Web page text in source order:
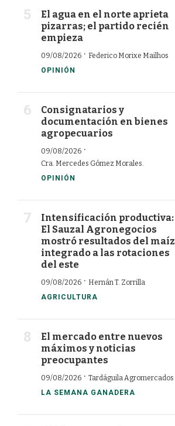
El agua en el norte aprieta
pizarras; el partido recién
empieza
09/08/2026 · Federico Morixe Mailhos
OPINIÓN
Consignatarios y
documentación en bienes
agropecuarios
09/08/2026 ·
Cra. Mercedes Gómez Morales.
OPINIÓN
Intensificación productiva:
El Sauzal Agronegocios
mostró resultados del maíz
integrado a las rotaciones
del este
09/08/2026 · Hernán T. Zorrilla
AGRICULTURA
El mercado entre nuevos
máximos y noticias
preocupantes
09/08/2026 · Tardáguila Agromercados
LA SEMANA GANADERA